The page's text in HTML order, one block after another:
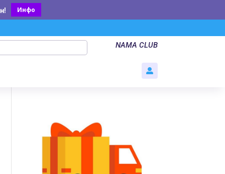
! Инфо
NAMA CLUB
